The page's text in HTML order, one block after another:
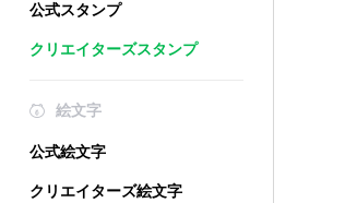
公式スタンプ
クリエイターズスタンプ
絵文字
公式絵文字
クリエイターズ絵文字